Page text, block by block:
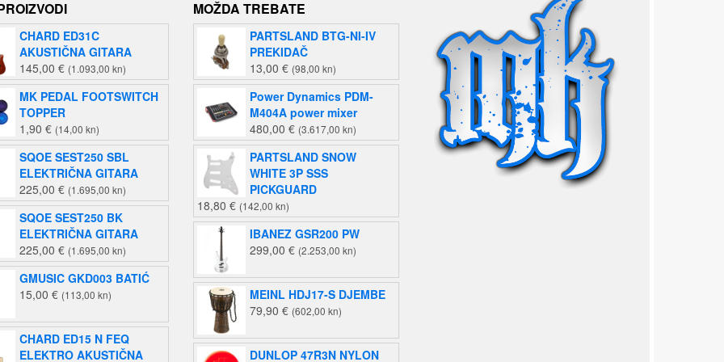
CHARD ED31C
AKUSTIČNA GITARA
145,00 € (1.093,00 kn)
MK PEDAL FOOTSWITCH
TOPPER
1,90 € (14,00 kn)
SQOE SEST250 SBL
ELEKTRIČNA GITARA
225,00 € (1.695,00 kn)
SQOE SEST250 BK
ELEKTRIČNA GITARA
225,00 € (1.695,00 kn)
GMUSIC GKD003 BATIĆ
15,00 € (113,00 kn)
CHARD ED15 N FEQ
ELEKTRO AKUSTIČNA
MOŽDA TREBATE
PARTSLAND BTG-NI-IV
PREKIDAČ
13,00 € (98,00 kn)
Power Dynamics PDM-
M404A power mixer
480,00 € (3.617,00 kn)
PARTSLAND SNOW
WHITE 3P SSS
PICKGUARD
18,80 € (142,00 kn)
IBANEZ GSR200 PW
299,00 € (2.253,00 kn)
MEINL HDJ17-S DJEMBE
79,90 € (602,00 kn)
DUNLOP 47R3N NYLON